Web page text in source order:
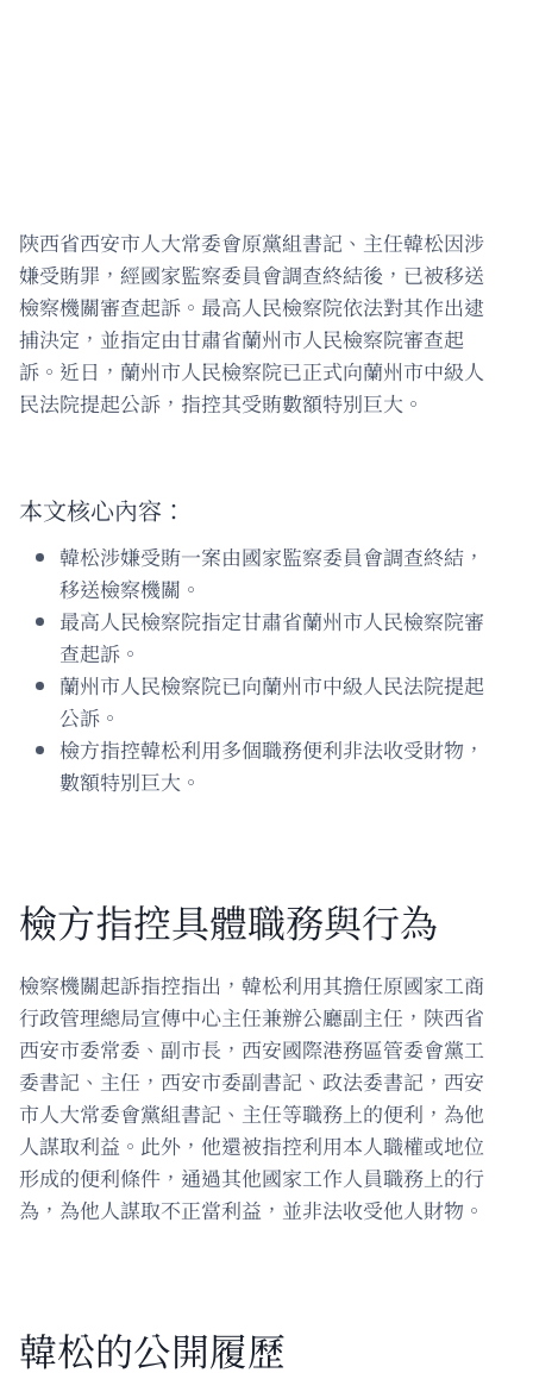
陝西省西安市人大常委會原黨組書記、主任韓松因涉
嫌受賄罪，經國家監察委員會調查終結後，已被移送
檢察機關審查起訴。最高人民檢察院依法對其作出逮
捕決定，並指定由甘肅省蘭州市人民檢察院審查起
訴。近日，蘭州市人民檢察院已正式向蘭州市中級人
民法院提起公訴，指控其受賄數額特別巨大。
本文核心內容：
韓松涉嫌受賄一案由國家監察委員會調查終結，
移送檢察機關。
最高人民檢察院指定甘肅省蘭州市人民檢察院審
查起訴。
蘭州市人民檢察院已向蘭州市中級人民法院提起
公訴。
檢方指控韓松利用多個職務便利非法收受財物，
數額特別巨大。
檢方指控具體職務與行為
檢察機關起訴指控指出，韓松利用其擔任原國家工商
行政管理總局宣傳中心主任兼辦公廳副主任，陝西省
西安市委常委、副市長，西安國際港務區管委會黨工
委書記、主任，西安市委副書記、政法委書記，西安
市人大常委會黨組書記、主任等職務上的便利，為他
人謀取利益。此外，他還被指控利用本人職權或地位
形成的便利條件，通過其他國家工作人員職務上的行
為，為他人謀取不正當利益，並非法收受他人財物。
韓松的公開履歷